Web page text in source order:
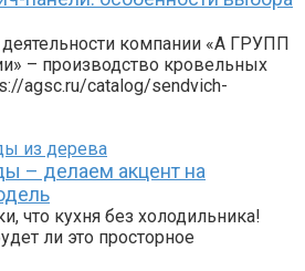
компании «А ГРУПП
– производство кровельных
agsc.ru/catalog/sendvich-
– делаем акцент на
что кухня без холодильника!
ли это просторное